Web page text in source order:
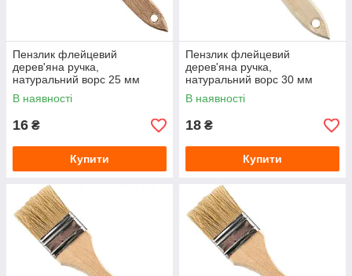
Пензлик флейцевий
дерев'яна ручка,
натуральний ворс 25 мм
В наявності
16 ₴
Купити
Пензлик флейцевий
дерев'яна ручка,
натуральний ворс 30 мм
В наявності
18 ₴
Купити